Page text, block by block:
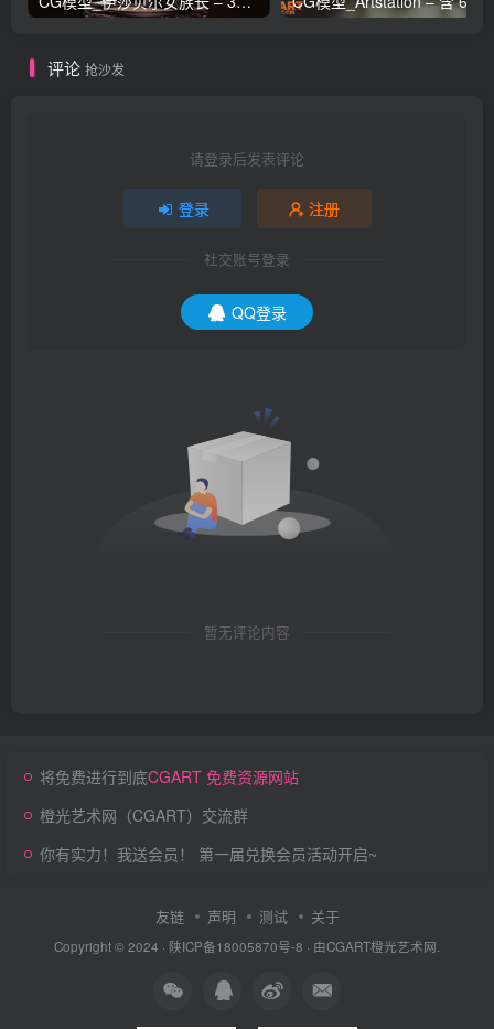
评论 抢沙发
请登录后发表评论
登录 注册
社交账号登录
QQ登录
暂无评论内容
将免费进行到底CGART 免费资源网站
橙光艺术网（CGART）交流群
你有实力！我送会员！ 第一届兑换会员活动开启~
友链 声明 测试 关于
Copyright © 2024 · 陕ICP备18005870号-8 · 由CGART橙光艺术网.